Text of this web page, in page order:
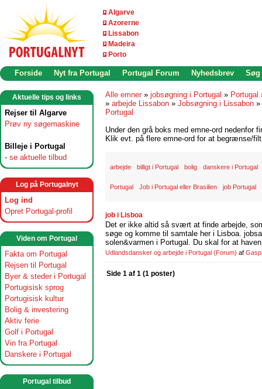
Algarve
Azorerne
Lissabon
Madeira
Porto
Forside Nyt fra Portugal Portugal Forum Nyhedsbrev Søg
Aktuelle tips og links
Rejser til Algarve
Prøv ny søgemaskine
Billeje i Portugal
- se aktuelle tilbud
Log på Portugalnyt
Log ind
Opret Portugal-profil
Viden om Portugal
Fakta om Portugal
Rejsen til Portugal
Byer & steder i Portugal
Portugisisk sprog
Portugisisk kultur
Bolig & investering
Aktiv ferie
Golf i Portugal
Vin fra Portugal
Danskere i Portugal
Portugal tilbud
Alle emner » jobsøgning i Portugal » Portugal
» arbejde Lissabon » Jobsøgning i Lissabon »
Portugal
Under den grå boks med emne-ord nedenfor
Klik evt. på flere emne-ord for at begrænse/
arbejde billigt i Portugal bolig danskere i Portugal
Portugal Job i Portugal eller Brasilien job Portugal
job i Lisboa
Det er ikke altid så svært at finde arbejde,
søge og komme til samtale her i Lisboa.
solen&varmen i Portugal. Du skal for at
Udlandsdansker og arbejde i Portugal (Forum) af
Side 1 af 1 (1 poster)